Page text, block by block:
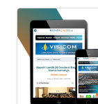
SUMBAR
WN
SUMSEL